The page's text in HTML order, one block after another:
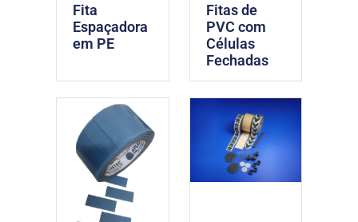
Fita
Espaçadora
em PE
Fitas de
PVC com
Células
Fechadas